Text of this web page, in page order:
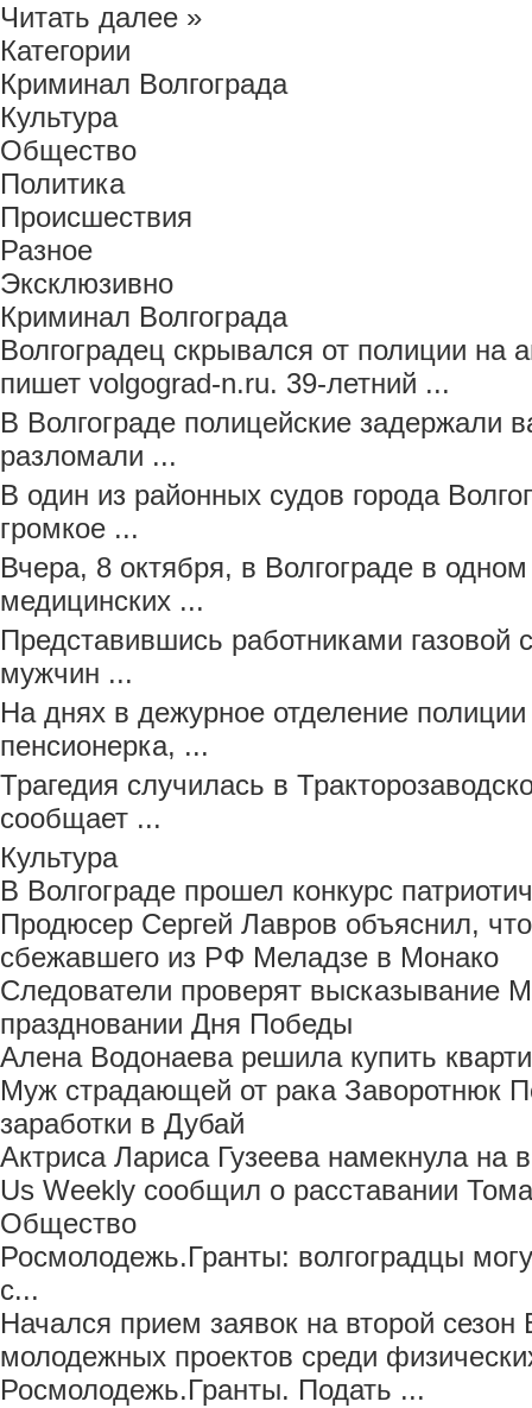
Читать далее »
Категории
Криминал Волгограда
Культура
Общество
Политика
Происшествия
Разное
Эксклюзивно
Криминал Волгограда
Волгоградец скрывался от полиции на
пишет volgograd-n.ru. 39-летний ...
В Волгограде полицейские задержали
разломали ...
В один из районных судов города
громкое ...
Вчера, 8 октября, в Волгограде в
медицинских ...
Представившись работниками газовой
мужчин ...
На днях в дежурное отделение
пенсионерка, ...
Трагедия случилась в
сообщает ...
Культура
В Волгограде прошел конкурс
Продюсер Сергей Лавров объяснил,
сбежавшего из РФ Меладзе в Монако
Следователи проверят высказывание
праздновании Дня Победы
Алена Водонаева решила купить
Муж страдающей от рака Заворотнюк
заработки в Дубай
Актриса Лариса Гузеева намекнула на
Us Weekly сообщил о расставании
Общество
Росмолодежь.Гранты: волгоградцы
с...
Начался прием заявок на второй сезон
молодежных проектов среди
Росмолодежь.Гранты. Подать ...